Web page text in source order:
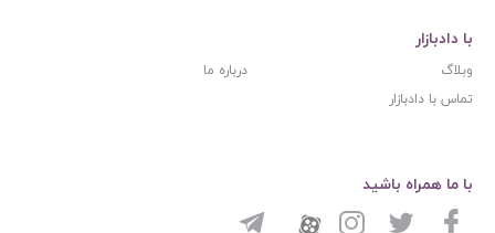
با دادبازار
وبلاگ
درباره ما
تماس با دادبازار
با ما همراه باشید